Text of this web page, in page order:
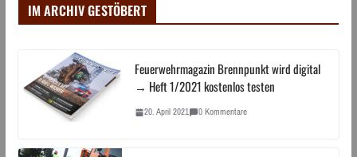
IM ARCHIV GESTÖBERT
Feuerwehrmagazin Brennpunkt wird digital
→ Heft 1/2021 kostenlos testen
20. April 2021 0 Kommentare